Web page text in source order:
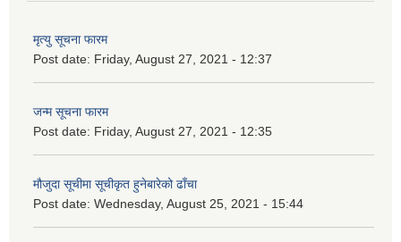
मृत्यु सूचना फारम
Post date: Friday, August 27, 2021 - 12:37
जन्म सूचना फारम
Post date: Friday, August 27, 2021 - 12:35
मौजुदा सूचीमा सूचीकृत हुनेबारेको ढाँचा
Post date: Wednesday, August 25, 2021 - 15:44